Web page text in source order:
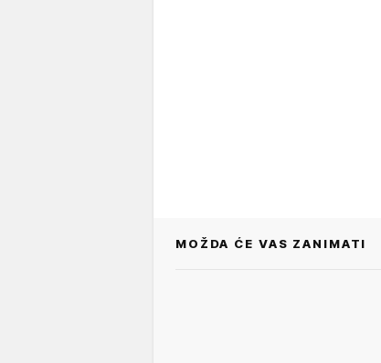
MOŽDA ĆE VAS ZANIMATI